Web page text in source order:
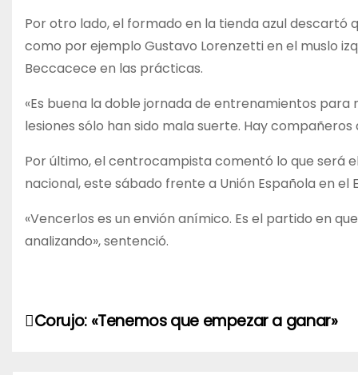
Por otro lado, el formado en la tienda azul descartó
como por ejemplo Gustavo Lorenzetti en el muslo
Beccacece en las prácticas.
«Es buena la doble jornada de entrenamientos para
lesiones sólo han sido mala suerte. Hay
Por último, el centrocampista comentó lo que será
nacional, este sábado frente a Unión Española en el
«Vencerlos es un envión anímico. Es el partido en
analizando», sentenció.
NCorujo: «Tenemos que empezar a ganar»